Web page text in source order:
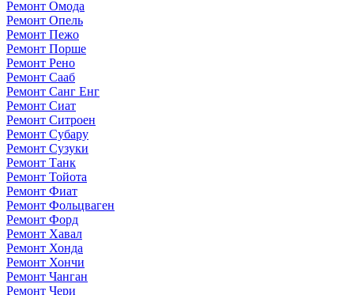
Ремонт Омода
Ремонт Опель
Ремонт Пежо
Ремонт Порше
Ремонт Рено
Ремонт Сааб
Ремонт Санг Енг
Ремонт Сиат
Ремонт Ситроен
Ремонт Субару
Ремонт Сузуки
Ремонт Танк
Ремонт Тойота
Ремонт Фиат
Ремонт Фольцваген
Ремонт Форд
Ремонт Хавал
Ремонт Хонда
Ремонт Хончи
Ремонт Чанган
Ремонт Чери